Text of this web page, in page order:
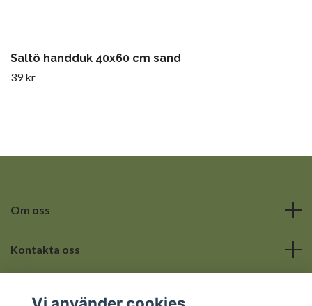
Saltö handduk 40x60 cm sand
39 kr
Om oss
Kontakta oss